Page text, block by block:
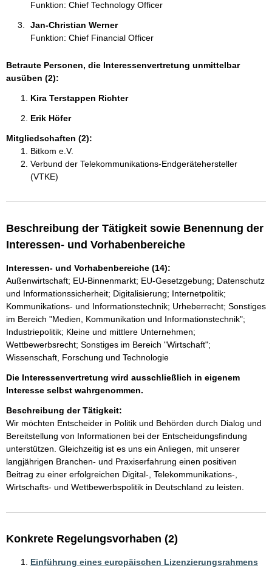
Funktion: Chief Technology Officer
Jan-Christian Werner
Funktion: Chief Financial Officer
Betraute Personen, die Interessenvertretung unmittelbar
ausüben (2):
Kira Terstappen Richter
Erik Höfer
Mitgliedschaften (2):
Bitkom e.V.
Verbund der Telekommunikations-Endgerätehersteller
(VTKE)
Beschreibung der Tätigkeit sowie Benennung der
Interessen- und Vorhabenbereiche
Interessen- und Vorhabenbereiche (14):
Außenwirtschaft; EU-Binnenmarkt; EU-Gesetzgebung; Datenschutz
und Informationssicherheit; Digitalisierung; Internetpolitik;
Kommunikations- und Informationstechnik; Urheberrecht; Sonstiges
im Bereich "Medien, Kommunikation und Informationstechnik";
Industriepolitik; Kleine und mittlere Unternehmen;
Wettbewerbsrecht; Sonstiges im Bereich "Wirtschaft";
Wissenschaft, Forschung und Technologie
Die Interessenvertretung wird ausschließlich in eigenem
Interesse selbst wahrgenommen.
Beschreibung der Tätigkeit:
Wir möchten Entscheider in Politik und Behörden durch Dialog und
Bereitstellung von Informationen bei der Entscheidungsfindung
unterstützen. Gleichzeitig ist es uns ein Anliegen, mit unserer
langjährigen Branchen- und Praxiserfahrung einen positiven
Beitrag zu einer erfolgreichen Digital-, Telekommunikations-,
Wirtschafts- und Wettbewerbspolitik in Deutschland zu leisten.
Konkrete Regelungsvorhaben (2)
Einführung eines europäischen Lizenzierungsrahmens